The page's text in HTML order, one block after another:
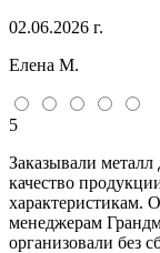
02.06.2026 г.
Елена М.
5
Заказывали металл
качество
характеристикам.
менеджерам
организовали без